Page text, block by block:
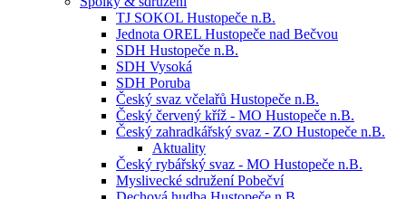
TJ SOKOL Hustopeče n.B.
Jednota OREL Hustopeče nad Bečvou
SDH Hustopeče n.B.
SDH Vysoká
SDH Poruba
Český svaz včelařů Hustopeče n.B.
Český červený kříž - MO Hustopeče n.B.
Český zahradkářský svaz - ZO Hustopeče n.B.
Aktuality
Český rybářský svaz - MO Hustopeče n.B.
Myslivecké sdružení Pobečví